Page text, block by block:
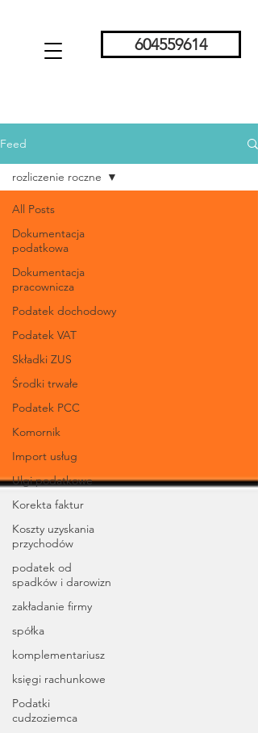
604559614
Feed
All Posts
Dokumentacja
podatkowa
Dokumentacja
pracownicza
Podatek dochodowy
Podatek VAT
Składki ZUS
Środki trwałe
Podatek PCC
Komornik
Import usług
Ulgi podatkowe
Korekta faktur
Koszty uzyskania
przychodów
podatek od
spadków i darowizn
zakładanie firmy
spółka
komplementariusz
księgi rachunkowe
Podatki
cudzoziemca
rozliczenie roczne